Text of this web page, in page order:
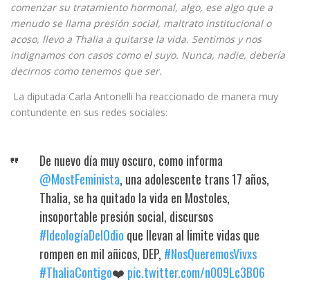
comenzar su tratamiento hormonal, algo, ese algo que a
menudo se llama presión social, maltrato institucional o
acoso, llevo a Thalia a quitarse la vida. Sentimos y nos
indignamos con casos como el suyo. Nunca, nadie, debería
decirnos como tenemos que ser.
La diputada Carla Antonelli ha reaccionado de manera muy
contundente en sus redes sociales:
De nuevo día muy oscuro, como informa
@MostFeminista, una adolescente trans 17 años,
Thalia, se ha quitado la vida en Mostoles,
insoportable presión social, discursos
#IdeologíaDelOdio que llevan al limite vidas que
rompen en mil añicos, DEP, #NosQueremosVivxs
#ThaliaContigo❤️ pic.twitter.com/n009Lc3B06